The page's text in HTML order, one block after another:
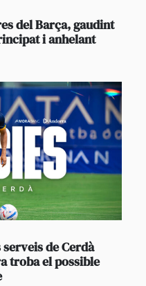
del Barça, gaudint
i anhelant
de Cerdà
troba el possible